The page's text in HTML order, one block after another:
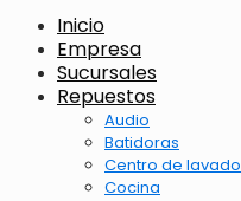
Inicio
Empresa
Sucursales
Repuestos
Audio
Batidoras
Centro de lavado
Cocina